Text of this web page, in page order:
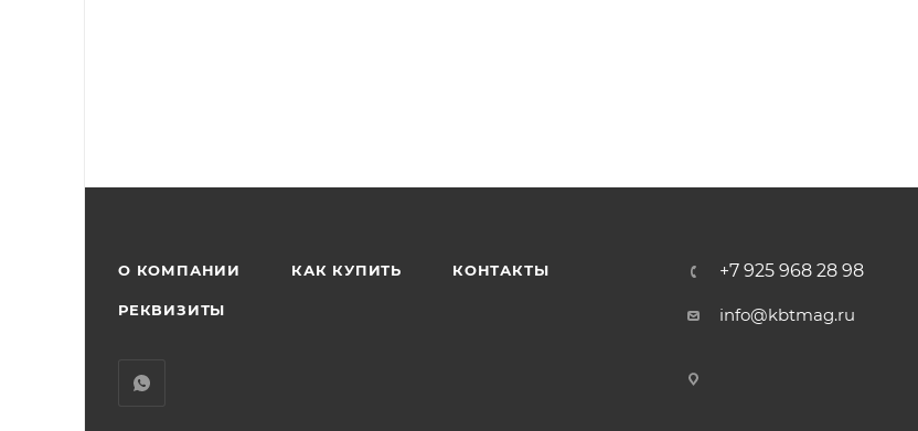
О КОМПАНИИ КАК КУПИТЬ КОНТАКТЫ
РЕКВИЗИТЫ
+7 925 968 28 98
info@kbtmag.ru